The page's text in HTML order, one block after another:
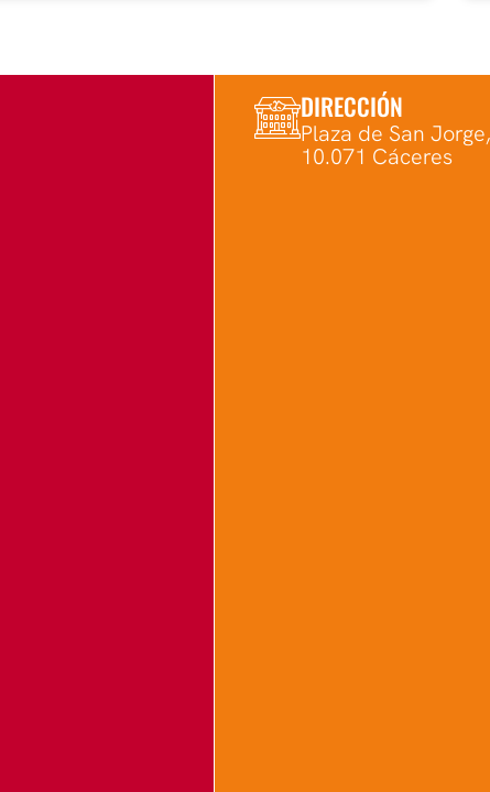
DIRECCIÓN
Plaza de San
10.071 Cáceres